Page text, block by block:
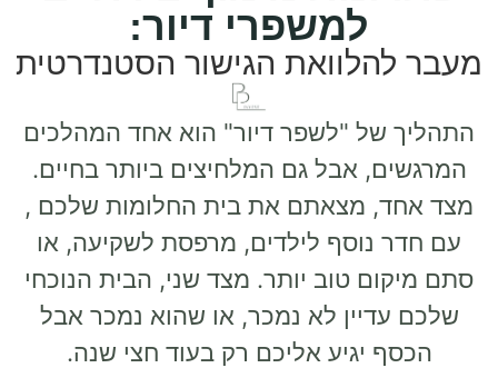
למשפרי דיור:
מעבר להלוואת הגישור הסטנדרטית
התהליך של "לשפר דיור" הוא אחד המהלכים
המרגשים, אבל גם המלחיצים ביותר בחיים.
מצד אחד, מצאתם את בית החלומות שלכם ,
עם חדר נוסף לילדים, מרפסת לשקיעה, או
סתם מיקום טוב יותר. מצד שני, הבית הנוכחי
שלכם עדיין לא נמכר, או שהוא נמכר אבל
הכסף יגיע אליכם רק בעוד חצי שנה.